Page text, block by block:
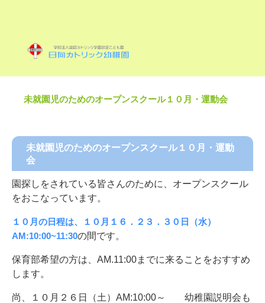
未就園児のためのオープンスクール１０月・運動会
未就園児のためのオープンスクール１０月・運動
会
園探しをされている皆さんのために、オープンスクール
をおこなっています。
１０月の日程は、１０月１６．２３．３０日（水）
AM:10:00~11:30の間です。
保育部希望の方は、AM.11:00までに来ることをおすすめ
します。
尚、１０月２６日（土）AM:10:00～ 幼稚園説明会も